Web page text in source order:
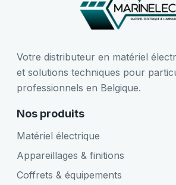
Votre distributeur en matériel
et solutions techniques pour
professionnels en Belgique.
Nos produits
Matériel électrique
Appareillages & finitions
Coffrets & équipements